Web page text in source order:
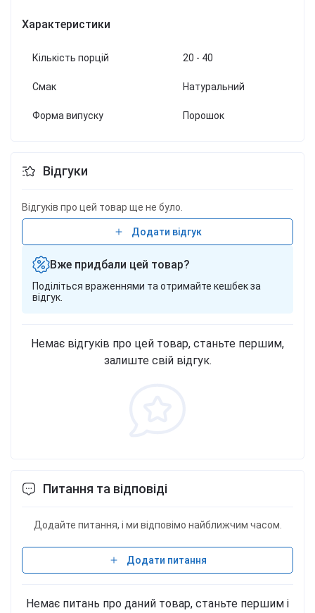
Характеристики
Кількість порцій 20 - 40
Смак Натуральний
Форма випуску Порошок
Відгуки
Відгуків про цей товар ще не було.
Додати відгук
Вже придбали цей товар?
Поділіться враженнями та отримайте кешбек за
відгук.
Немає відгуків про цей товар, станьте першим,
залиште свій відгук.
Питання та відповіді
Додайте питання, і ми відповімо найближчим часом.
Додати питання
Немає питань про даний товар, станьте першим і